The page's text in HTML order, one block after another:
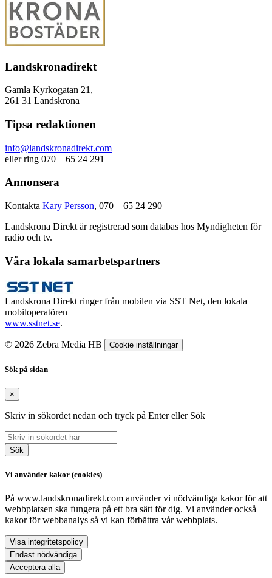
Landskronadirekt
Gamla Kyrkogatan 21,
261 31 Landskrona
Tipsa redaktionen
info@landskronadirekt.com
eller ring 070 – 65 24 291
Annonsera
Kontakta Kary Persson, 070 – 65 24 290
Landskrona Direkt är registrerad som databas hos Myndigheten för
radio och tv.
Våra lokala samarbetspartners
Landskrona Direkt ringer från mobilen via SST Net, den lokala
mobiloperatören
www.sstnet.se.
© 2026 Zebra Media HB Cookie inställningar
Sök på sidan
×
Skriv in sökordet nedan och tryck på Enter eller Sök
Sök
Vi använder kakor (cookies)
På www.landskronadirekt.com använder vi nödvändiga kakor för att
webbplatsen ska fungera på ett bra sätt för dig. Vi använder också
kakor för webbanalys så vi kan förbättra vår webbplats.
Visa integritetspolicy
Endast nödvändiga
Acceptera alla